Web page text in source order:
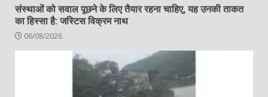
संस्थाओं को सवाल पूछने के लिए तैयार रहना चाहिए, यह उनकी ताकत
का हिस्सा है: जस्टिस विक्रम नाथ
06/08/2026